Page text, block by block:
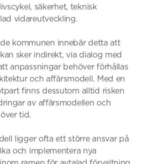
säkerhet, teknisk
vidareutveckling.
kommunen innebär detta att
sker indirekt, via dialog med
anpassningar behöver förhållas
och affärsmodell. Med en
finns dessutom alltid risken
av affärsmodellen och
tid.
ligger ofta ett större ansvar på
och implementera nya